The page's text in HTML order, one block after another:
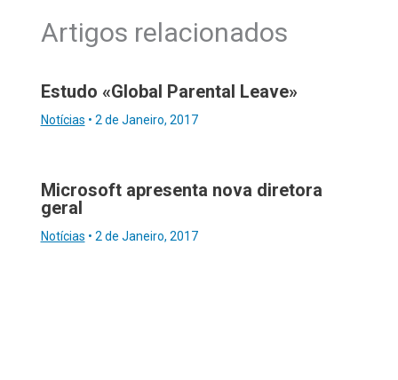
Artigos relacionados
Estudo «Global Parental Leave»
Notícias • 2 de Janeiro, 2017
Microsoft apresenta nova diretora
geral
Notícias • 2 de Janeiro, 2017